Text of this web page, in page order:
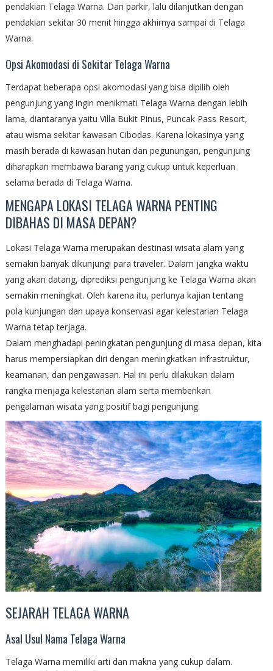
pendakian Telaga Warna. Dari parkir, lalu dilanjutkan dengan
pendakian sekitar 30 menit hingga akhirnya sampai di Telaga
Warna.
Opsi Akomodasi di Sekitar Telaga Warna
Terdapat beberapa opsi akomodasi yang bisa dipilih oleh
pengunjung yang ingin menikmati Telaga Warna dengan lebih
lama, diantaranya yaitu Villa Bukit Pinus, Puncak Pass Resort,
atau wisma sekitar kawasan Cibodas. Karena lokasinya yang
masih berada di kawasan hutan dan pegunungan, pengunjung
diharapkan membawa barang yang cukup untuk keperluan
selama berada di Telaga Warna.
MENGAPA LOKASI TELAGA WARNA PENTING
DIBAHAS DI MASA DEPAN?
Lokasi Telaga Warna merupakan destinasi wisata alam yang
semakin banyak dikunjungi para traveler. Dalam jangka waktu
yang akan datang, diprediksi pengunjung ke Telaga Warna akan
semakin meningkat. Oleh karena itu, perlunya kajian tentang
pola kunjungan dan upaya konservasi agar kelestarian Telaga
Warna tetap terjaga.
Dalam menghadapi peningkatan pengunjung di masa depan, kita
harus mempersiapkan diri dengan meningkatkan infrastruktur,
keamanan, dan pengawasan. Hal ini perlu dilakukan dalam
rangka menjaga kelestarian alam serta memberikan
pengalaman wisata yang positif bagi pengunjung.
SEJARAH TELAGA WARNA
Asal Usul Nama Telaga Warna
Telaga Warna memiliki arti dan makna yang cukup dalam.